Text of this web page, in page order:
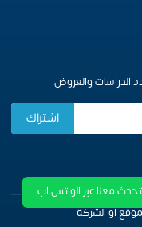
تحدث معنا عبر الواتس اب
الدراسات والعروض
او الشركة